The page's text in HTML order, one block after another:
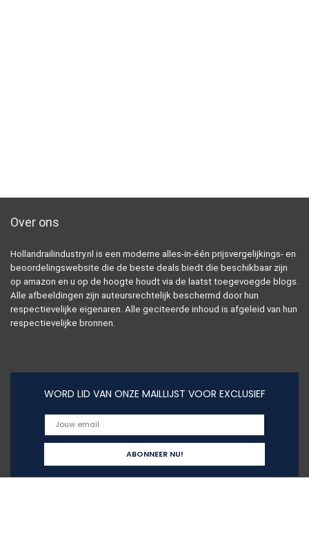
Over ons
Hollandrailindustry.nl is een moderne alles-in-één prijsvergelijkings- en
beoordelingswebsite die de beste deals biedt die beschikbaar zijn
op amazon en u op de hoogte houdt via de laatst toegevoegde blogs.
Alle afbeeldingen zijn auteursrechtelijk beschermd door hun
respectievelijke eigenaren. Alle geciteerde inhoud is afgeleid van hun
respectievelijke bronnen.
WORD LID VAN ONZE MAILLIJST VOOR EXCLUSIEF